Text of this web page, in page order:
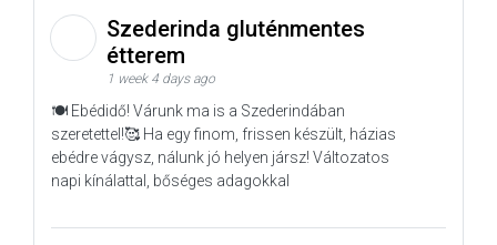
Szederinda gluténmentes
étterem
1 week 4 days ago
🍽️ Ebédidő! Várunk ma is a Szederindában
szeretettel!🥰 Ha egy finom, frissen készült, házias
ebédre vágysz, nálunk jó helyen jársz! Változatos
napi kínálattal, bőséges adagokkal